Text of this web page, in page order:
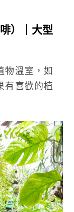
）｜大型
物溫室，如
有喜歡的植